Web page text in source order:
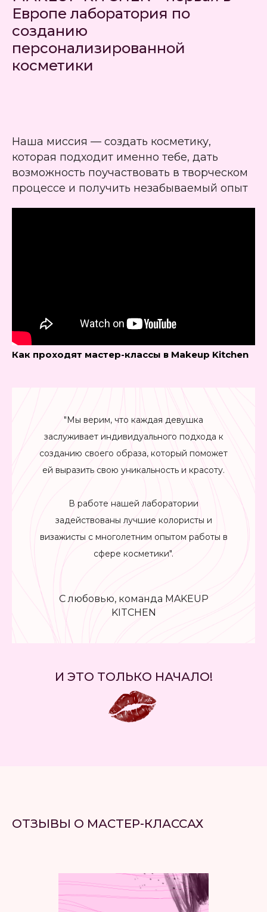
Европе лаборатория по
созданию
персонализированной
косметики
Наша миссия — создать косметику,
которая подходит именно тебе, дать
возможность поучаствовать в творческом
процессе и получить незабываемый опыт
Как проходят мастер-классы в Makeup Kitchen
"Мы верим, что каждая девушка
заслуживает индивидуального подхода к
созданию своего образа, который поможет
ей выразить свою уникальность и красоту.
В работе нашей лаборатории
задействованы лучшие колористы и
визажисты с многолетним опытом работы в
сфере косметики".
С любовью, команда MAKEUP
KITCHEN
И ЭТО ТОЛЬКО НАЧАЛО!
ОТЗЫВЫ О МАСТЕР-КЛАССАХ